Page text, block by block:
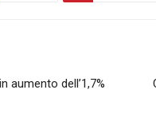
aumento dell’1,7%